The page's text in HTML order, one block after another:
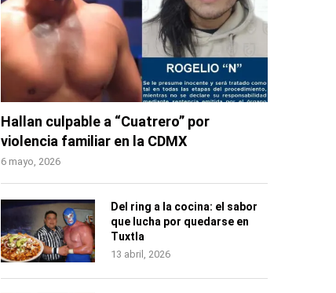
Hallan culpable a “Cuatrero” por
violencia familiar en la CDMX
6 mayo, 2026
Del ring a la cocina: el sabor
que lucha por quedarse en
Tuxtla
13 abril, 2026